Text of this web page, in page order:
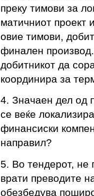
преку тимови за
матичниот проект
овие тимови,
финален
добитникот да
координира за
4. Значаен дел од
се веќе
финансиски
направил?
5. Во тендерот, не
врати преводите
обезбедува